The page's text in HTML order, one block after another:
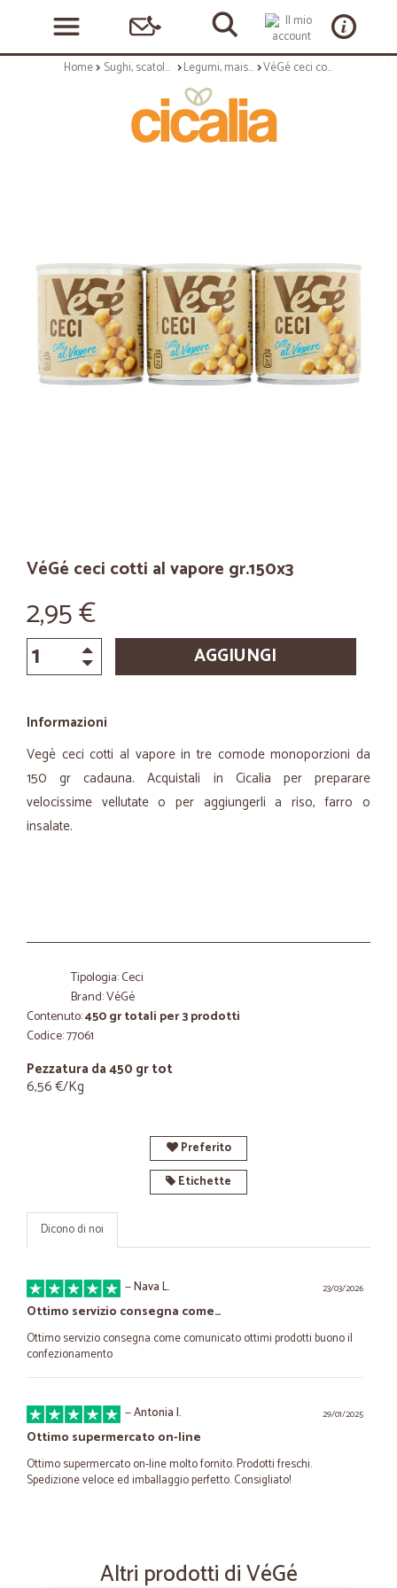
Home Sughi, scatolame e condimenti Legumi, mais e cereali VéGé ceci cotti al vapore gr.150x3
VéGé ceci cotti al vapore gr.150x3
2,95 €
AGGIUNGI
Informazioni
Vegè ceci cotti al vapore in tre comode monoporzioni da
150 gr cadauna. Acquistali in Cicalia per preparare
velocissime vellutate o per aggiungerli a riso, farro o
insalate.
Tipologia: Ceci
Brand: VéGé
Contenuto:450 gr totali per 3 prodotti
Codice: 77061
Pezzatura da 450 gr tot
6,56 €/Kg
Preferito
Etichette
Dicono di noi
23/03/2026
—Nava L.
Ottimo servizio consegna come…
Ottimo servizio consegna come comunicato ottimi prodotti buono il
confezionamento
29/01/2025
—Antonia I.
Ottimo supermercato on-line
Ottimo supermercato on-line molto fornito. Prodotti freschi.
Spedizione veloce ed imballaggio perfetto. Consigliato!
Altri prodotti di VéGé